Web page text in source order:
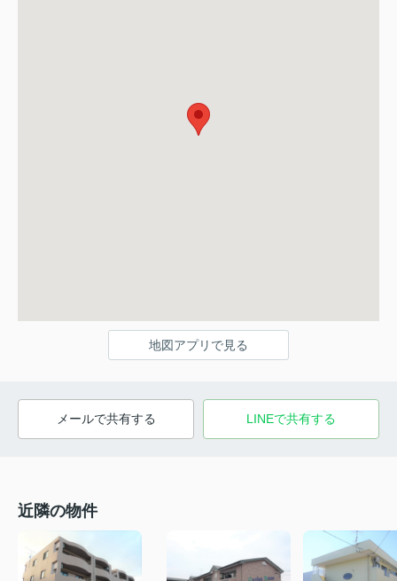
地図アプリで見る
メールで共有する LINEで共有する
近隣の物件